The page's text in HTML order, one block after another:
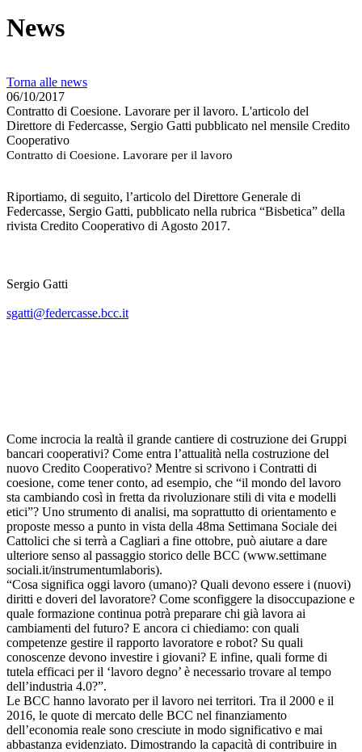
News
Torna alle news
06/10/2017
Contratto di Coesione. Lavorare per il lavoro. L'articolo del
Direttore di Federcasse, Sergio Gatti pubblicato nel mensile Credito
Cooperativo
Contratto di Coesione. Lavorare per il lavoro
Riportiamo, di seguito, l’articolo del Direttore Generale di
Federcasse, Sergio Gatti, pubblicato nella rubrica “Bisbetica” della
rivista Credito Cooperativo di Agosto 2017.
Sergio Gatti
sgatti@federcasse.bcc.it
Come incrocia la realtà il grande cantiere di costruzione dei Gruppi
bancari cooperativi? Come entra l’attualità nella costruzione del
nuovo Credito Cooperativo? Mentre si scrivono i Contratti di
coesione, come tener conto, ad esempio, che “il mondo del lavoro
sta cambiando così in fretta da rivoluzionare stili di vita e modelli
etici”? Uno strumento di analisi, ma soprattutto di orientamento e
proposte messo a punto in vista della 48ma Settimana Sociale dei
Cattolici che si terrà a Cagliari a fine ottobre, può aiutare a dare
ulteriore senso al passaggio storico delle BCC (www.settimane
sociali.it/instrumentumlaboris).
“Cosa significa oggi lavoro (umano)? Quali devono essere i (nuovi)
diritti e doveri del lavoratore? Come sconfiggere la disoccupazione e
quale formazione continua potrà preparare chi già lavora ai
cambiamenti del futuro? E ancora ci chiediamo: con quali
competenze gestire il rapporto lavoratore e robot? Su quali
conoscenze devono investire i giovani? E infine, quali forme di
tutela efficaci per il ‘lavoro degno’ è necessario trovare al tempo
dell’industria 4.0?”.
Le BCC hanno lavorato per il lavoro nei territori. Tra il 2000 e il
2016, le quote di mercato delle BCC nel finanziamento
dell’economia reale sono cresciute in modo significativo e mai
abbastanza evidenziato. Dimostrando la capacità di contribuire in